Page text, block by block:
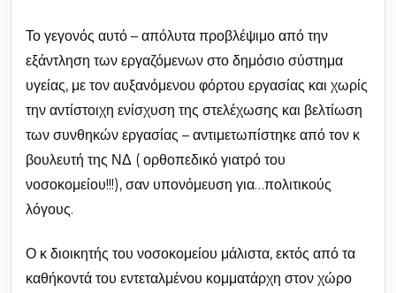
Το γεγονός αυτό – απόλυτα προβλέψιμο από την
εξάντληση των εργαζόμενων στο δημόσιο σύστημα
υγείας, με τον αυξανόμενου φόρτου εργασίας και χωρίς
την αντίστοιχη ενίσχυση της στελέχωσης και βελτίωση
των συνθηκών εργασίας – αντιμετωπίστηκε από τον κ
βουλευτή της ΝΔ ( ορθοπεδικό γιατρό του
νοσοκομείου!!!), σαν υπονόμευση για…πολιτικούς
λόγους.
Ο κ διοικητής του νοσοκομείου μάλιστα, εκτός από τα
καθήκοντά του εντεταλμένου κομματάρχη στον χώρο